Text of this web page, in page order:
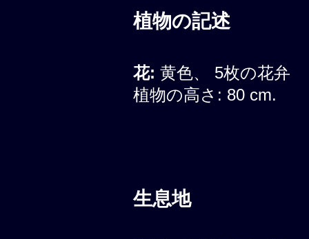
植物の記述
花: 黄色、 5枚の花弁
植物の高さ: 80 cm.
生息地